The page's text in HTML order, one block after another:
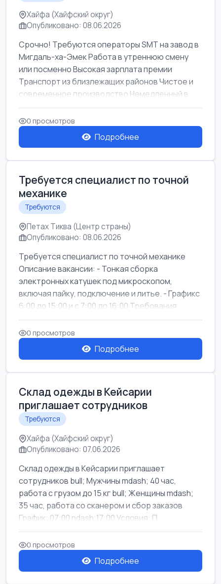
Хайфа (Хайфский округ)
Опубликовано: 08.06.2026
Срочно! Требуются операторы SMT на завод в
Мигдаль-ха-Эмек Работа в утреннюю смену
или посменно Высокая зарплата премии
Транспорт из близлежащих районов Чистое и
современное производство Немедленный в...
0 просмотров
Подробнее
Требуется специалист по точной
механике
Требуются
Петах Тиква (Центр страны)
Опубликовано: 08.06.2026
Требуется специалист по точной механике
Описание вакансии: - Тонкая сборка
электронных катушек под микроскопом,
включая пайку, подключение и литье. - Графикс
6:00 до 15:00 и с 7:00 до 16:00 Требования...
0 просмотров
Подробнее
Склад одежды в Кейсарии
приглашает сотрудников
Требуются
Хайфа (Хайфский округ)
Опубликовано: 07.06.2026
Склад одежды в Кейсарии приглашает
сотрудников bull; Мужчины mdash; 40 час,
работа с грузом до 15 кг bull; Женщины mdash;
35 час, работа со сканером и сбор заказов
График: 07:00 ndash;17:00 Условия: П...
0 просмотров
Подробнее